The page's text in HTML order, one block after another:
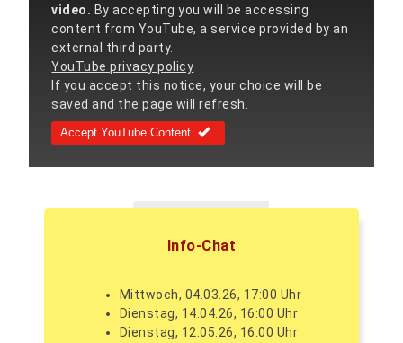
video. By accepting you will be accessing
content from YouTube, a service provided by an
external third party.
YouTube privacy policy
If you accept this notice, your choice will be
saved and the page will refresh.
Accept YouTube Content
Info-Chat
Mittwoch, 04.03.26, 17:00 Uhr
Dienstag, 14.04.26, 16:00 Uhr
Dienstag, 12.05.26, 16:00 Uhr